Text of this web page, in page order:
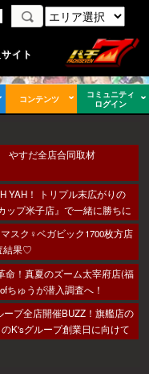
イト
コンテンツ
コミュニティ
ログイン
やすだ全店合同取材
YAH！ トリプル末広がりの
ップ米子店』で一緒に勝ちに
マスク♀ベガビック1700枚方店
結果♡
命！真夏のズーム太宰府店(福
ちゅうが潜入調査へ！
ープ全店開催BUZZ！旗艦店の
K'sグループ創業日に向けて